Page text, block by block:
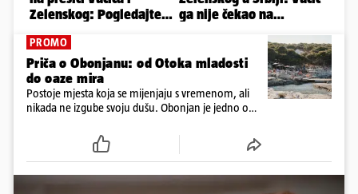
PROMO
Priča o Obonjanu: od Otoka mladosti
do oaze mira
Postoje mjesta koja se mijenjaju s vremenom, ali
nikada ne izgube svoju dušu. Obonjan je jedno od